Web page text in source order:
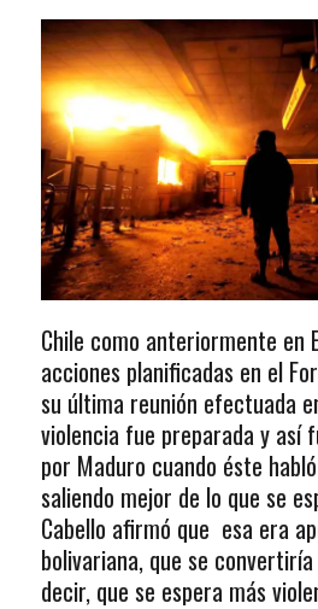
Chile como anteriormente en
acciones planificadas en el
su última reunión efectuada
violencia fue preparada y así
por Maduro cuando éste
saliendo mejor de lo que se
Cabello afirmó que esa era
bolivariana, que se convertiría
decir, que se espera más